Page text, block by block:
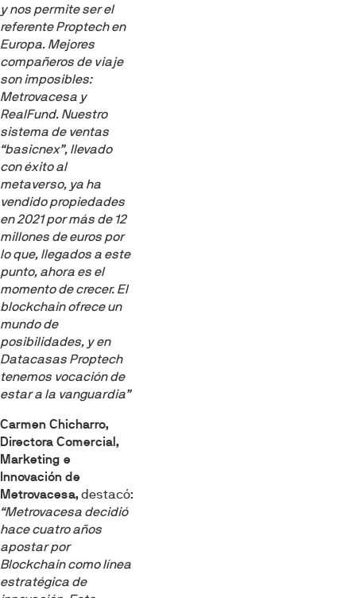
y nos permite ser el
referente Proptech en
Europa. Mejores
compañeros de viaje
son imposibles:
Metrovacesa y
RealFund. Nuestro
sistema de ventas
“basicnex”, llevado
con éxito al
metaverso, ya ha
vendido propiedades
en 2021 por más de 12
millones de euros por
lo que, llegados a este
punto, ahora es el
momento de crecer. El
blockchain ofrece un
mundo de
posibilidades, y en
Datacasas Proptech
tenemos vocación de
estar a la vanguardia”
Carmen Chicharro,
Directora Comercial,
Marketing e
Innovación de
Metrovacesa, destacó:
“Metrovacesa decidió
hace cuatro años
apostar por
Blockchain como línea
estratégica de